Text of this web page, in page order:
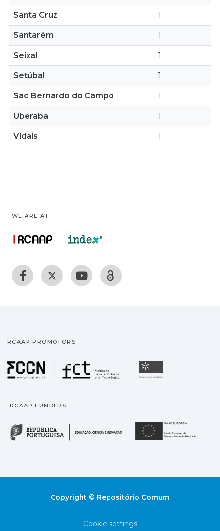
Santa Cruz 1
Santarém 1
Seixal 1
Setúbal 1
São Bernardo do Campo 1
Uberaba 1
Vidais 1
WE ARE AT:
RCAAP PROMOTORS
Fundação para a
RCAAP FUNDERS
República Portuguesa
Copyright © Repositório Comum
Cookie settings